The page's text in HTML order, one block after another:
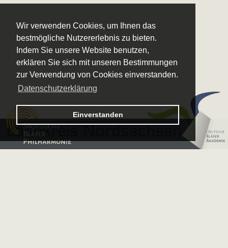
Wir verwenden Cookies, um Ihnen das
bestmögliche Nutzererlebnis zu bieten.
Indem Sie unsere Website benutzen,
erklären Sie sich mit unseren Bestimmungen
zur Verwendung von Cookies einverstanden.
Datenschutzerklärung
Einverstanden
Logo – Sächsische Bläserphilharmonie
Logo – Deutsche